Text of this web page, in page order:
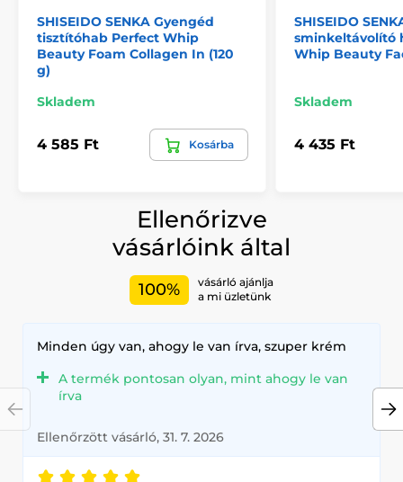
SHISEIDO SENKA Gyengéd
tisztítóhab Perfect Whip
Beauty Foam Collagen In (120
g)
Skladem
4 585 Ft Kosárba
SHISEIDO
sminkeltávolító
Whip Beauty
Skladem
4 435 Ft
Ellenőrizve
vásárlóink által
100%
vásárló ajánlja
a mi üzletünk
Minden úgy van, ahogy le van írva, szuper krém
A termék pontosan olyan, mint ahogy le van
írva
Ellenőrzött vásárló, 31. 7. 2026